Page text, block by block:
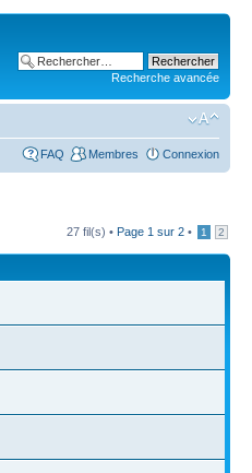
Recherche avancée
FAQ Membres Connexion
27 fil(s) • Page 1 sur 2 • 1 2